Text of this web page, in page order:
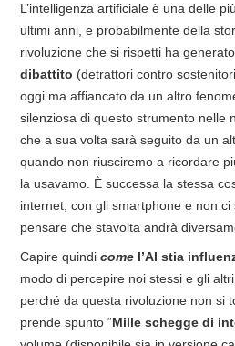
L’intelligenza artificiale è una delle
ultimi anni, e probabilmente della
rivoluzione che si rispetti ha generato
dibattito (detrattori contro
oggi ma affiancato da un altro
silenziosa di questo strumento nelle
che a sua volta sarà seguito da un
quando non riusciremo a ricordare
la usavamo. È successa la stessa
internet, con gli smartphone e non
pensare che stavolta andrà
Capire quindi come l’AI stia
modo di percepire noi stessi e gli
perché da questa rivoluzione non si
prende spunto “Mille schegge di